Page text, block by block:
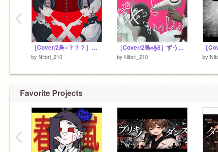
［Cover/2鳥×？？？］アイデンティティ（identity）+3key/Kanaria
by Nitori_210
［Cover/2鳥※§8］ずうっといっしょ！（歌い直し）/キタニタツヤ
by Nitori_210 by
‹
Favorite Projects
‹